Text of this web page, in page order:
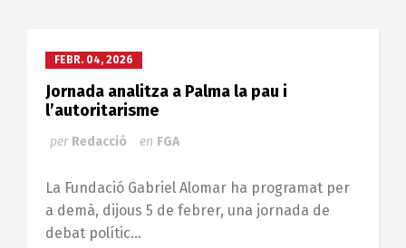
FEBR. 04, 2026
Jornada analitza a Palma la pau i
l’autoritarisme
per Redacció en FGA
La Fundació Gabriel Alomar ha programat per
a demà, dijous 5 de febrer, una jornada de
debat polític...